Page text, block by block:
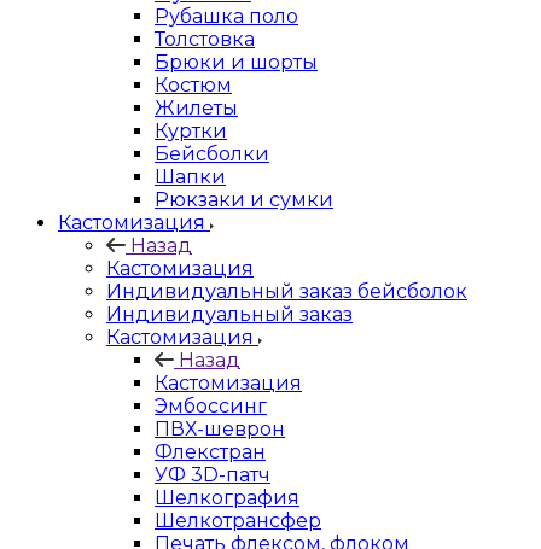
Рубашка поло
Толстовка
Брюки и шорты
Костюм
Жилеты
Куртки
Бейсболки
Шапки
Рюкзаки и сумки
Кастомизация
Назад
Кастомизация
Индивидуальный заказ бейсболок
Индивидуальный заказ
Кастомизация
Назад
Кастомизация
Эмбоссинг
ПВХ-шеврон
Флекстран
УФ 3D-патч
Шелкография
Шелкотрансфер
Печать флексом, флоком